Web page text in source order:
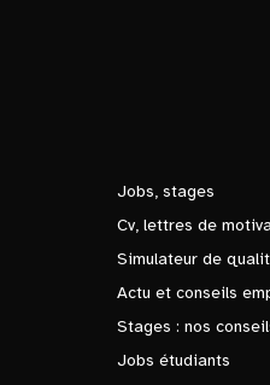
Jobs, stages
Cv, lettres de
Simulateur de
Actu et conseils
Stages : nos
Jobs étudiants